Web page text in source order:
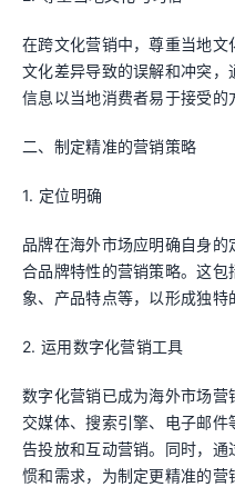
在跨文化营销中，尊重当地
文化差异导致的误解和冲突
信息以当地消费者易于接受的
二、制定精准的营销策略
1. 定位明确
品牌在海外市场应明确自身
合品牌特性的营销策略。这
象、产品特点等，以形成独特
2. 运用数字化营销工具
数字化营销已成为海外市场
交媒体、搜索引擎、电子邮
告投放和互动营销。同时，
惯和需求，为制定更精准的营